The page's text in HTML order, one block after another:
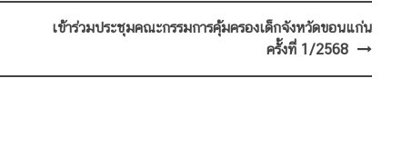
เข้าร่วมประชุมคณะกรรมการคุ้มครองเด็กจังหวัดขอนแก่น
ครัั้งที่ 1/2568